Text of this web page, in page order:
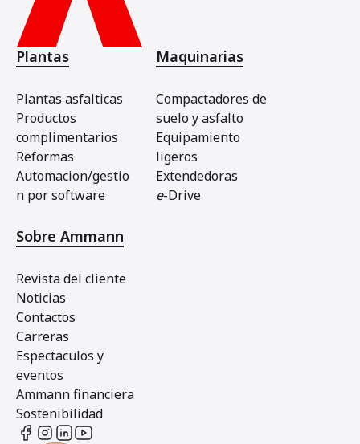
Plantas
Plantas asfalticas
Productos
complimentarios
Reformas
Automacion/gestio
n por software
Maquinarias
Compactadores de
suelo y asfalto
Equipamiento
ligeros
Extendedoras
e-Drive
Sobre Ammann
Revista del cliente
Noticias
Contactos
Carreras
Espectaculos y
eventos
Ammann financiera
Sostenibilidad